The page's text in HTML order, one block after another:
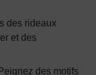
des rideaux
et des
des motifs